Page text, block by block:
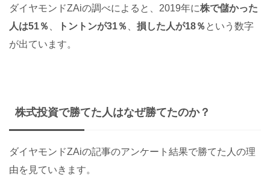
ダイヤモンドZAiの調べによると、2019年に株で儲かった
人は51％
トントンが31％ 損した人が18％ という数字
が出ています。
株式投資で勝てた人はなぜ勝てたのか？
ダイヤモンドZAiの記事のアンケート結果で勝てた人の理
由を見ていきます。